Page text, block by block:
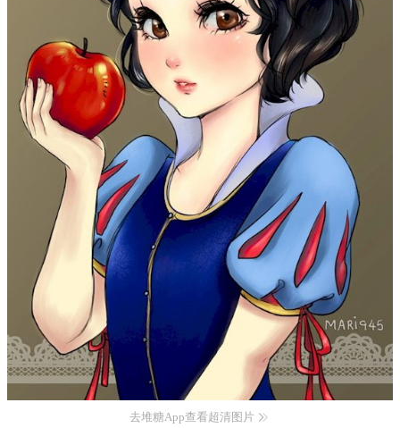
去堆糖App查看超清图片